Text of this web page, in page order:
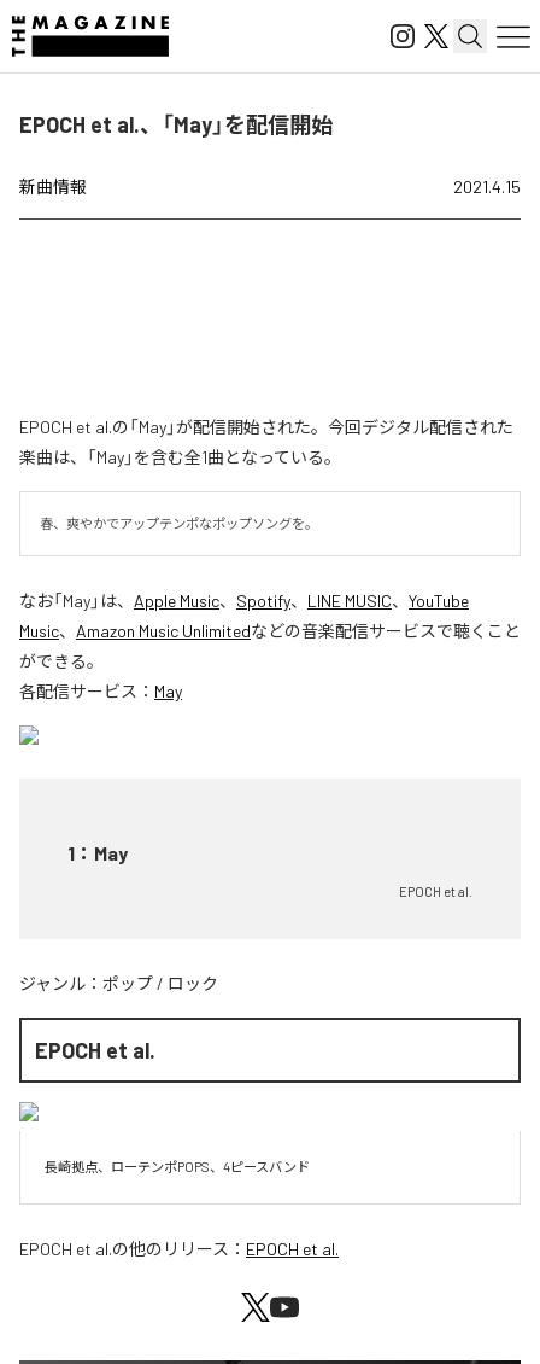
EPOCH et al.、「May」を配信開始
新曲情報 2021.4.15
EPOCH et al.の「May」が配信開始された。今回デジタル配信された
楽曲は、「May」を含む全1曲となっている。
春、爽やかでアップテンポなポップソングを。
なお「May」は、 Apple Music、 Spotify、 LINE MUSIC、 YouTube
Music、 Amazon Music Unlimitedなどの音楽配信サービスで聴くこと
ができる。
各配信サービス： May
1 ： May
EPOCH et al.
ジャンル： ポップ / ロック
EPOCH et al.
長崎拠点、ローテンポPOPS、4ピースバンド
EPOCH et al.の他のリリース： EPOCH et al.